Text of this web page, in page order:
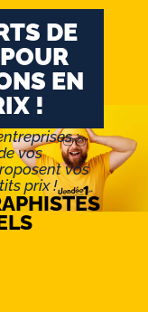
DE
EN
!
:
vos
vos
prix !